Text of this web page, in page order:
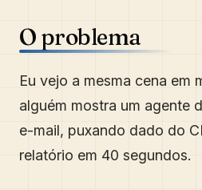
O problema
Eu vejo a mesma cena em
alguém mostra um agente
e-mail, puxando dado do
relatório em 40 segundos.